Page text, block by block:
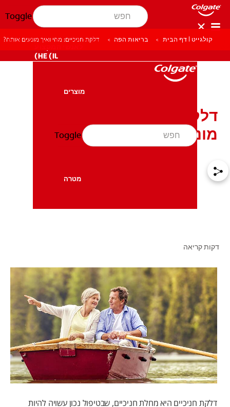
Toggle
לאנשי המקצוע
HE (IL)
HE (IL)
מוצרים
בריאות הפה
מטרה
Toggle
קולגייט | דף הבית בריאות הפה דלקת חניכיים: מהי ואיך מונעים אותה?
דלקת חניכיים: מהי ואיך
מונעים אותה?
דקות קריאה
דלקת חניכיים היא מחלת חניכיים, שבטיפול נכון עשויה להיות